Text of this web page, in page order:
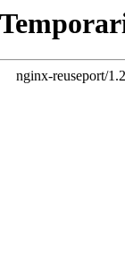
nginx-reuseport/